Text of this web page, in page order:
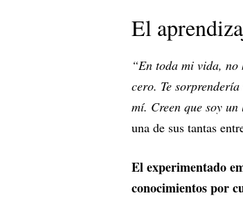
El
“En toda mi vida, no
cero. Te
mí. Creen que soy
una de sus tantas
El experimentado
conocimientos por